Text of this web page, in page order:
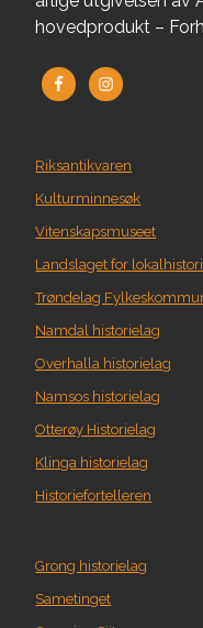
hovedprodukt –
Riksantikvaren
Kulturminnesøk
Vitenskapsmuseet
Landslaget for
Trøndelag
Namdal historielag
Overhalla historielag
Namsos historielag
Otterøy Historielag
Klinga historielag
Historiefortelleren
Grong historielag
Sametinget